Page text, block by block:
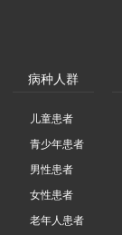
病种人群
儿童患者
青少年患者
男性患者
女性患者
老年人患者